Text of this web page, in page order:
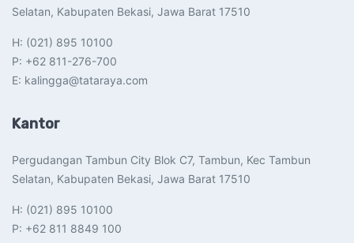
Selatan, Kabupaten Bekasi, Jawa Barat 17510​
H: (021) 895 10100
P: +62 811-276-700
E: kalingga@tataraya.com
Kantor
Pergudangan Tambun City Blok C7, Tambun, Kec Tambun
Selatan, Kabupaten Bekasi, Jawa Barat 17510​
H: (021) 895 10100
P: +62 811 8849 100